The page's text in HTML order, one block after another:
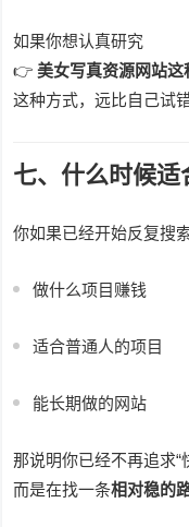
如果你想认真研究
👉美女写真资源网站这
这种方式，远比自己试
七、什么时候适
你如果已经开始反复搜索
做什么项目赚钱
适合普通人的项目
能长期做的网站
那说明你已经不再追求“
而是在找一条相对稳的